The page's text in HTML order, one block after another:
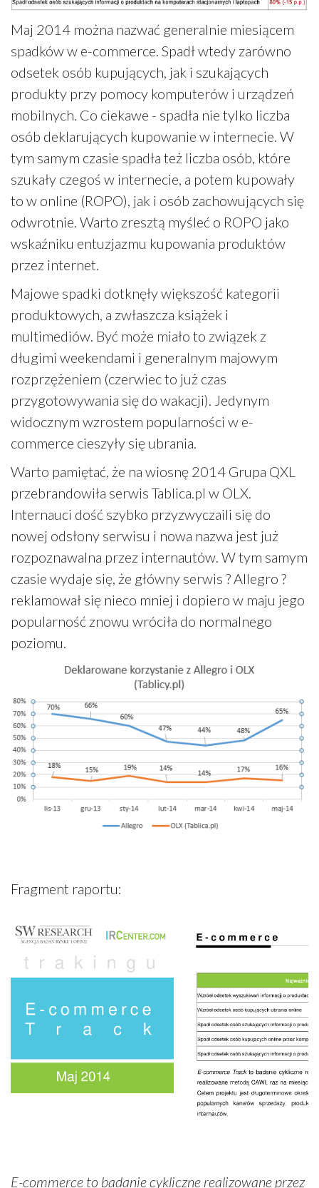
Maj 2014 można nazwać generalnie miesiącem
spadków w e-commerce. Spadł wtedy zarówno
odsetek osób kupujących, jak i szukających
produkty przy pomocy komputerów i urządzeń
mobilnych. Co ciekawe - spadła nie tylko liczba
osób deklarujących kupowanie w internecie. W
tym samym czasie spadła też liczba osób, które
szukały czegoś w internecie, a potem kupowały
to w online (ROPO), jak i osób zachowujących się
odwrotnie. Warto zresztą myśleć o ROPO jako
wskaźniku entuzjazmu kupowania produktów
przez internet.
Majowe spadki dotknęły większość kategorii
produktowych, a zwłaszcza książek i
multimediów. Być może miało to związek z
długimi weekendami i generalnym majowym
rozprzężeniem (czerwiec to już czas
przygotowywania się do wakacji). Jedynym
widocznym wzrostem popularności w e-
commerce cieszyły się ubrania.
Warto pamiętać, że na wiosnę 2014 Grupa QXL
przebrandowiła serwis Tablica.pl w OLX.
Internauci dość szybko przyzwyczaili się do
nowej odsłony serwisu i nowa nazwa jest już
rozpoznawalna przez internautów. W tym samym
czasie wydaje się, że główny serwis ? Allegro ?
reklamował się nieco mniej i dopiero w maju jego
popularność znowu wróciła do normalnego
poziomu.
Fragment raportu:
E-commerce to badanie cykliczne realizowane przez